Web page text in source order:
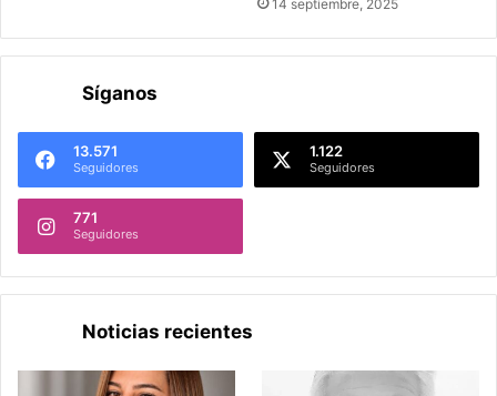
14 septiembre, 2025
Síganos
13.571
Seguidores
1.122
Seguidores
771
Seguidores
Noticias recientes